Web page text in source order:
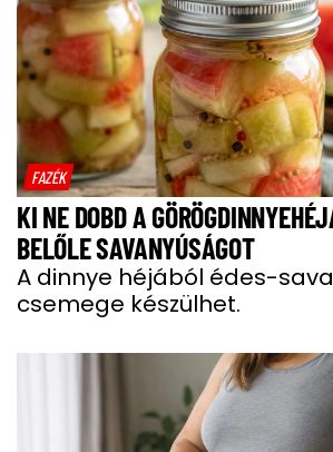
FAZÉK
KI NE DOBD A
BELŐLE SAVANYÚSÁGOT
A dinnye héjából édes-
csemege készülhet.